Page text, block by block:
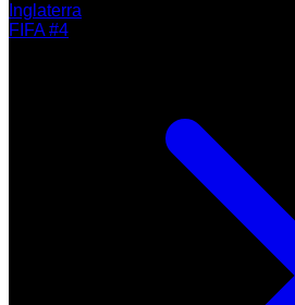
Inglaterra
FIFA #4